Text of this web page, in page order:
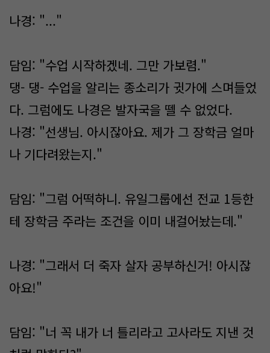
나경: "..."
담임: "수업 시작하겠네. 그만 가보렴."
댕- 댕- 수업을 알리는 종소리가 귓가에 스며들었
다. 그럼에도 나경은 발자국을 뗄 수 없었다.
나경: "선생님. 아시잖아요. 제가 그 장학금 얼마
나 기다려왔는지."
담임: "그럼 어떡하니. 유일그룹에선 전교 1등한
테 장학금 주라는 조건을 이미 내걸어놨는데."
나경: "그래서 더 죽자 살자 공부하신거! 아시잖
아요!"
담임: "너 꼭 내가 너 틀리라고 고사라도 지낸 것